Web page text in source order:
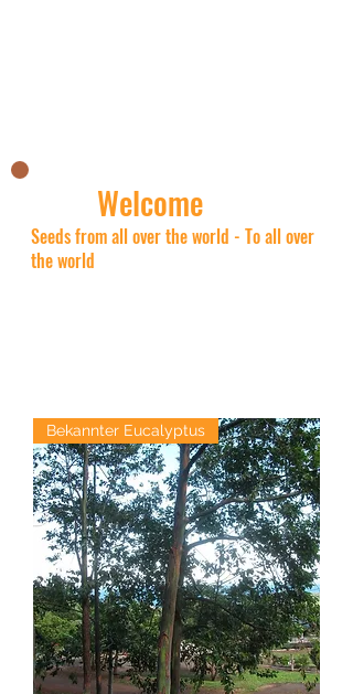
Welcome
Seeds from all over the world - To all over
the world
Bekannter Eucalyptus